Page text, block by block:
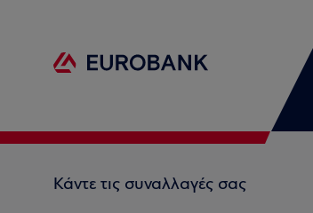
Κάντε τις συναλλαγές σας